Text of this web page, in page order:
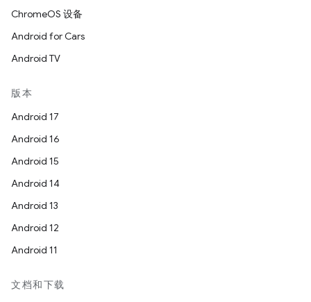
ChromeOS 设备
Android for Cars
Android TV
版本
Android 17
Android 16
Android 15
Android 14
Android 13
Android 12
Android 11
文档和下载